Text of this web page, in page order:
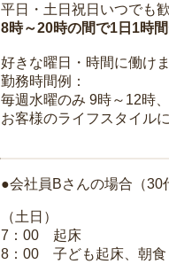
平日・土日祝日いつでも
8時～20時の間で1日1時
好きな曜日・時間に働け
勤務時間例：
毎週水曜のみ 9時～12時
お客様のライフスタイル
●会社員Bさんの場合（30
（土日）
7：00 起床
8：00 子ども起床、朝食